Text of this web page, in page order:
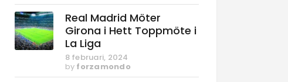
Real Madrid Möter
Girona i Hett Toppmöte i
La Liga
8 februari, 2024
by forzamondo